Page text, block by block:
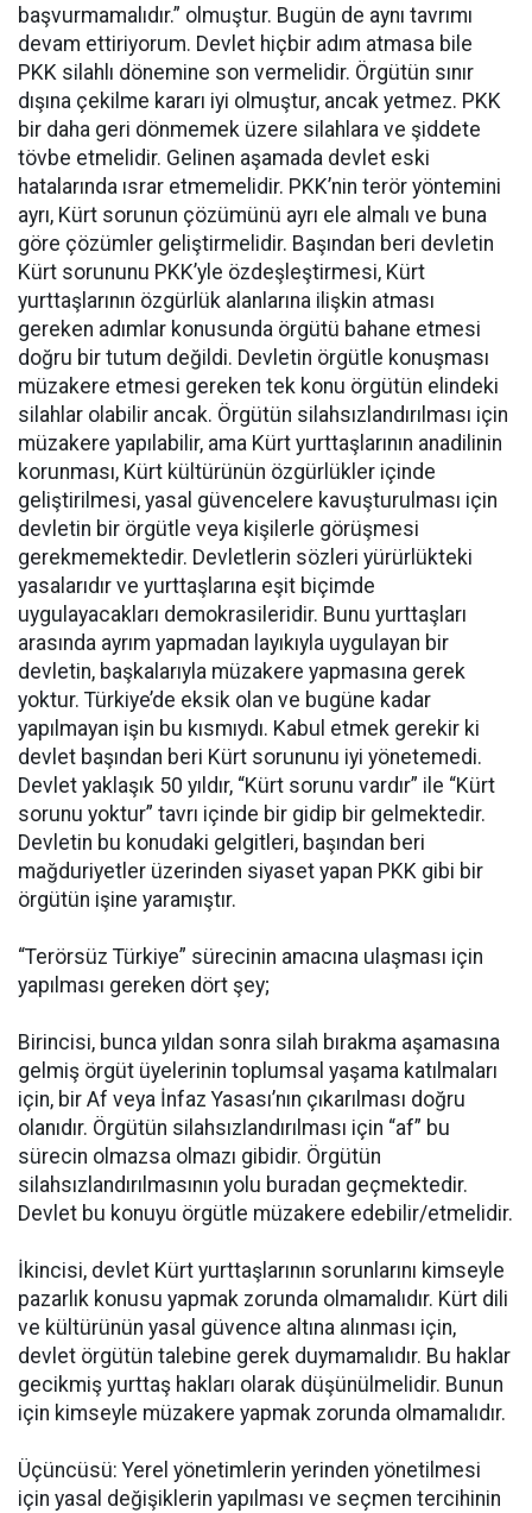
başvurmamalıdır.” olmuştur. Bugün de aynı tavrımı
devam ettiriyorum. Devlet hiçbir adım atmasa bile
PKK silahlı dönemine son vermelidir. Örgütün sınır
dışına çekilme kararı iyi olmuştur, ancak yetmez. PKK
bir daha geri dönmemek üzere silahlara ve şiddete
tövbe etmelidir. Gelinen aşamada devlet eski
hatalarında ısrar etmemelidir. PKK’nin terör yöntemini
ayrı, Kürt sorunun çözümünü ayrı ele almalı ve buna
göre çözümler geliştirmelidir. Başından beri devletin
Kürt sorununu PKK’yle özdeşleştirmesi, Kürt
yurttaşlarının özgürlük alanlarına ilişkin atması
gereken adımlar konusunda örgütü bahane etmesi
doğru bir tutum değildi. Devletin örgütle konuşması
müzakere etmesi gereken tek konu örgütün elindeki
silahlar olabilir ancak. Örgütün silahsızlandırılması için
müzakere yapılabilir, ama Kürt yurttaşlarının anadilinin
korunması, Kürt kültürünün özgürlükler içinde
geliştirilmesi, yasal güvencelere kavuşturulması için
devletin bir örgütle veya kişilerle görüşmesi
gerekmemektedir. Devletlerin sözleri yürürlükteki
yasalarıdır ve yurttaşlarına eşit biçimde
uygulayacakları demokrasileridir. Bunu yurttaşları
arasında ayrım yapmadan layıkıyla uygulayan bir
devletin, başkalarıyla müzakere yapmasına gerek
yoktur. Türkiye’de eksik olan ve bugüne kadar
yapılmayan işin bu kısmıydı. Kabul etmek gerekir ki
devlet başından beri Kürt sorununu iyi yönetemedi.
Devlet yaklaşık 50 yıldır, “Kürt sorunu vardır” ile “Kürt
sorunu yoktur” tavrı içinde bir gidip bir gelmektedir.
Devletin bu konudaki gelgitleri, başından beri
mağduriyetler üzerinden siyaset yapan PKK gibi bir
örgütün işine yaramıştır.
“Terörsüz Türkiye” sürecinin amacına ulaşması için
yapılması gereken dört şey;
Birincisi, bunca yıldan sonra silah bırakma aşamasına
gelmiş örgüt üyelerinin toplumsal yaşama katılmaları
için, bir Af veya İnfaz Yasası’nın çıkarılması doğru
olanıdır. Örgütün silahsızlandırılması için “af” bu
sürecin olmazsa olmazı gibidir. Örgütün
silahsızlandırılmasının yolu buradan geçmektedir.
Devlet bu konuyu örgütle müzakere edebilir/etmelidir.
İkincisi, devlet Kürt yurttaşlarının sorunlarını kimseyle
pazarlık konusu yapmak zorunda olmamalıdır. Kürt dili
ve kültürünün yasal güvence altına alınması için,
devlet örgütün talebine gerek duymamalıdır. Bu haklar
gecikmiş yurttaş hakları olarak düşünülmelidir. Bunun
için kimseyle müzakere yapmak zorunda olmamalıdır.
Üçüncüsü: Yerel yönetimlerin yerinden yönetilmesi
için yasal değişiklerin yapılması ve seçmen tercihinin